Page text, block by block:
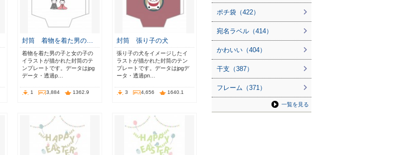
封筒 着物を着た男の…
着物を着た男の子と女の子の
イラストが描かれた封筒のテ
ンプレートです。データはjpg
データ・透過p…
1 3,884 1362.9
封筒 張り子の犬
張り子の犬をイメージしたイ
ラストが描かれた封筒のテン
プレートです。データはjpgデ
ータ・透過pn…
3 4,656 1640.1
ポチ袋（422）
宛名ラベル（414）
かわいい（404）
干支（387）
フレーム（371）
一覧を見る